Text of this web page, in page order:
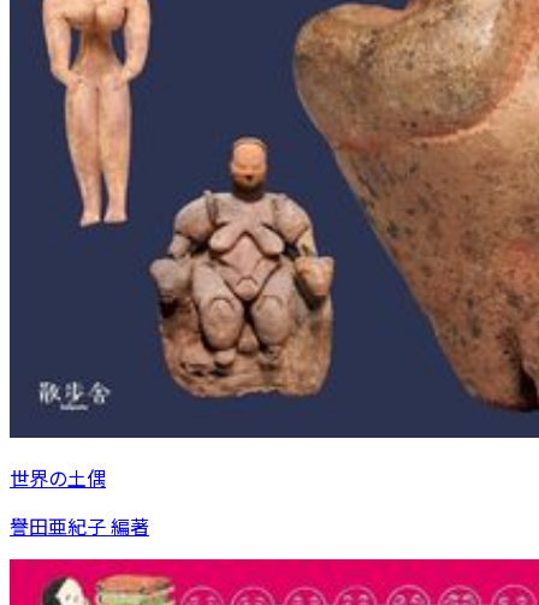
世界の土偶
譽田亜紀子 編著